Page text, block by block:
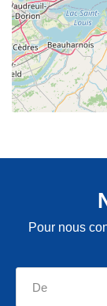
Pour nous